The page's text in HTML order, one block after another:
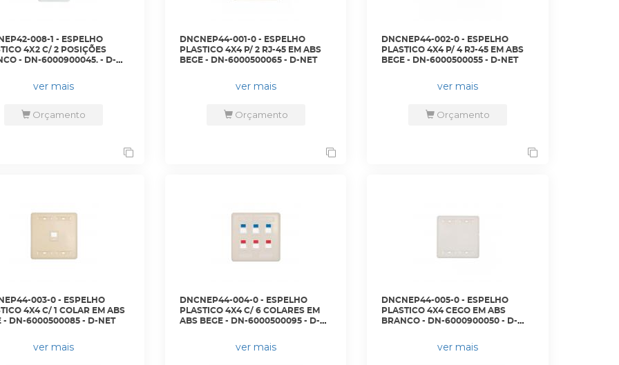
008-1 - ESPELHO
4X2 C/ 2 POSIÇÕES
- DN-6000900045. - D-
ver mais
Orçamento
DNCNEP44-001-0 - ESPELHO
PLASTICO 4X4 P/ 2 RJ-45 EM ABS
BEGE - DN-6000500065 - D-NET
ver mais
Orçamento
DNCNEP44-002-0 - ESPELHO
PLASTICO 4X4 P/ 4 RJ-45 EM ABS
BEGE - DN-6000500055 - D-NET
ver mais
Orçamento
003-0 - ESPELHO
4X4 C/ 1 COLAR EM ABS
- DN-6000500085 - D-NET
ver mais
DNCNEP44-004-0 - ESPELHO
PLASTICO 4X4 C/ 6 COLARES EM
ABS BEGE - DN-6000500095 - D-
ver mais
DNCNEP44-005-0 - ESPELHO
PLASTICO 4X4 CEGO EM ABS
BRANCO - DN-6000900050 - D-
ver mais